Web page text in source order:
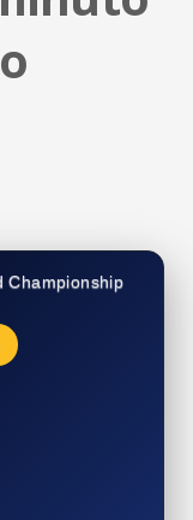
Championship